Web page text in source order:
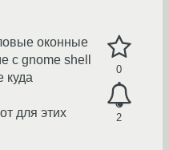
0
2
оконные
с gnome shell
куда
для этих